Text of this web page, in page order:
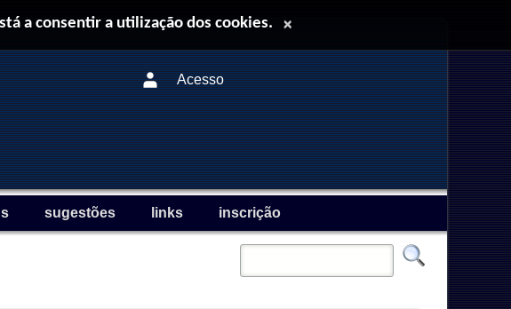
Acesso
sugestões links inscrição
a consentir a utilização dos cookies. ×